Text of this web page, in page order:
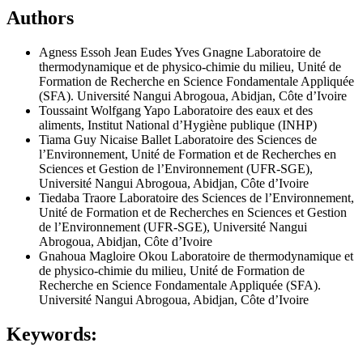
Authors
Agness Essoh Jean Eudes Yves Gnagne Laboratoire de
thermodynamique et de physico-chimie du milieu, Unité de
Formation de Recherche en Science Fondamentale Appliquée
(SFA). Université Nangui Abrogoua, Abidjan, Côte d’Ivoire
Toussaint Wolfgang Yapo Laboratoire des eaux et des
aliments, Institut National d’Hygiène publique (INHP)
Tiama Guy Nicaise Ballet Laboratoire des Sciences de
l’Environnement, Unité de Formation et de Recherches en
Sciences et Gestion de l’Environnement (UFR-SGE),
Université Nangui Abrogoua, Abidjan, Côte d’Ivoire
Tiedaba Traore Laboratoire des Sciences de l’Environnement,
Unité de Formation et de Recherches en Sciences et Gestion
de l’Environnement (UFR-SGE), Université Nangui
Abrogoua, Abidjan, Côte d’Ivoire
Gnahoua Magloire Okou Laboratoire de thermodynamique et
de physico-chimie du milieu, Unité de Formation de
Recherche en Science Fondamentale Appliquée (SFA).
Université Nangui Abrogoua, Abidjan, Côte d’Ivoire
Keywords: